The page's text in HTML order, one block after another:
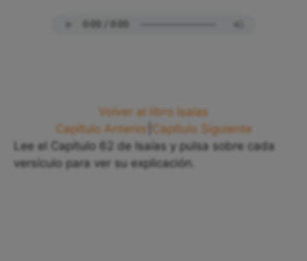
Volver al libro Isaías
Capítulo Anterior
Capítulo Siguiente
Lee el Capítulo 62 de Isaías y pulsa sobre cada
versículo para ver su explicación.